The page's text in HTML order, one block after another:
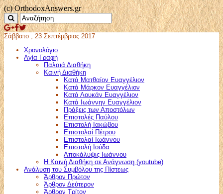
(c) OrthodoxAnswers.gr
Σάββατο , 23 Σεπτέμβριος 2017
Χρονολόγιο
Αγία Γραφή
Παλαιά Διαθήκη
Καινή Διαθήκη
Κατά Ματθαίον Ευαγγέλιον
Κατά Μάρκον Ευαγγέλιον
Κατά Λουκάν Ευαγγέλιον
Κατά Ιωάννην Ευαγγέλιον
Πράξεις των Αποστόλων
Επιστολές Παύλου
Επιστολή Ιακώβου
Επιστολαί Πέτρου
Επιστολαί Ιωάννου
Επιστολή Ιούδα
Αποκάλυψις Ιωάννου
Η Καινή Διαθήκη σε Ανάγνωση (youtube)
Ανάλυση του Συμβόλου της Πίστεως
Άρθρον Πρώτον
Άρθρον Δεύτερον
Άρθρον Τρίτον